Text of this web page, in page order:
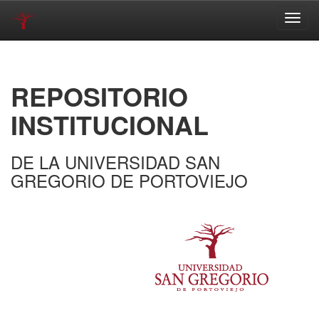
REPOSITORIO
INSTITUCIONAL
DE LA UNIVERSIDAD SAN
GREGORIO DE PORTOVIEJO